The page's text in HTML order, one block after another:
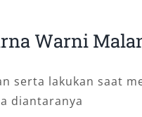
Warni
serta lakukan saat
diantaranya